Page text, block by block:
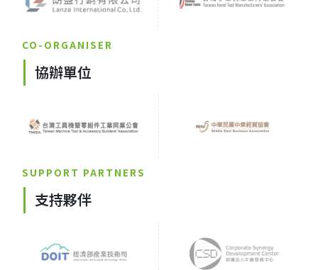
CO-ORGANISER
協辦單位
SUPPORT PARTNERS
支持夥伴